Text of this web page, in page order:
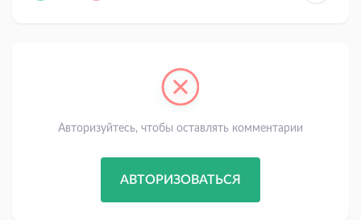
Авторизуйтесь, чтобы оставлять комментарии
АВТОРИЗОВАТЬСЯ